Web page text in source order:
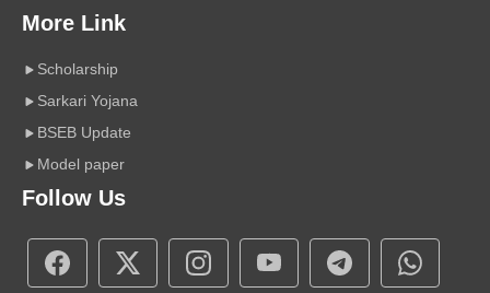
More Link
Scholarship
Sarkari Yojana
BSEB Update
Model paper
Follow Us